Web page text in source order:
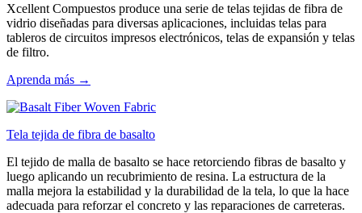
Xcellent Compuestos produce una serie de telas tejidas de fibra de
vidrio diseñadas para diversas aplicaciones, incluidas telas para
tableros de circuitos impresos electrónicos, telas de expansión y telas
de filtro.
Aprenda más →
Tela tejida de fibra de basalto
El tejido de malla de basalto se hace retorciendo fibras de basalto y
luego aplicando un recubrimiento de resina. La estructura de la
malla mejora la estabilidad y la durabilidad de la tela, lo que la hace
adecuada para reforzar el concreto y las reparaciones de carreteras.